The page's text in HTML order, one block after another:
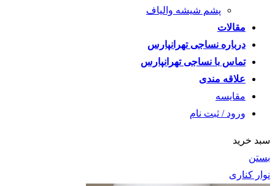
پشم شیشه والیاف
مقالات
درباره نساجی تهرانپارس
تماس با نساجی تهرانپارس
علاقه مندی
مقايسه
ورود / ثبت نام
سبد خرید
بستن
نوار کناری